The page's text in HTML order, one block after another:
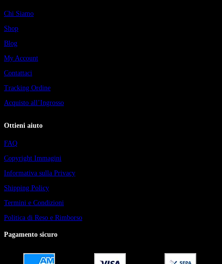
Chi Siamo
Shop
Blog
My Account
Contattaci
Tracking Ordine
Acquisto all’Ingrosso
Ottieni aiuto
FAQ
Copyright Immagini
Informativa sulla Privacy
Shipping Policy
Termini e Condizioni
Politica di Reso e Rimborso
Pagamento sicuro